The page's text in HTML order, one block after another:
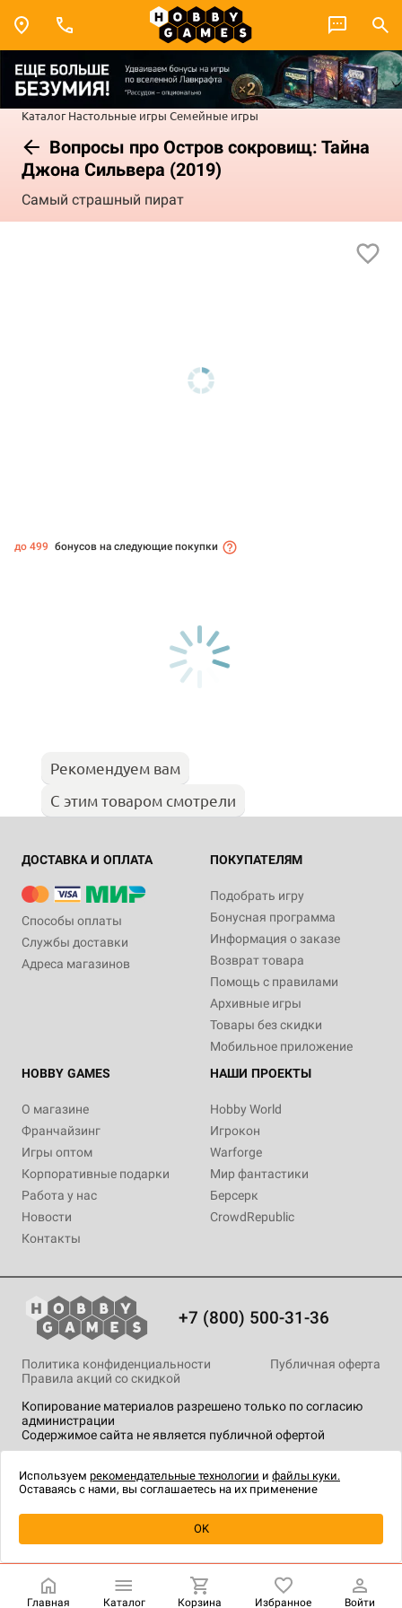
Каталог Настольные игры Семейные игры
Вопросы про Остров сокровищ: Тайна
Джона Сильвера (2019)
Самый страшный пират
Уведомить о наличии
до 499 бонусов на следующие покупки
Рекомендуем вам
С этим товаром смотрели
ДОСТАВКА И ОПЛАТА
Способы оплаты
Службы доставки
Адреса магазинов
ПОКУПАТЕЛЯМ
Подобрать игру
Бонусная программа
Информация о заказе
Возврат товара
Помощь с правилами
Архивные игры
Товары без скидки
Мобильное приложение
HOBBY GAMES
О магазине
Франчайзинг
Игры оптом
Корпоративные подарки
Работа у нас
Новости
Контакты
НАШИ ПРОЕКТЫ
Hobby World
Игрокон
Warforge
Мир фантастики
Берсерк
CrowdRepublic
+7 (800) 500-31-36
Копирование материалов разрешено только по согласию
администрации
Содержимое сайта не является публичной офертой
Политика конфиденциальности
Публичная оферта
Правила акций со скидкой
технологии.
Главная Каталог Корзина Избранное Войти
Используем рекомендательные технологии и файлы куки.
Оставаясь с нами, вы соглашаетесь на их применение
OK